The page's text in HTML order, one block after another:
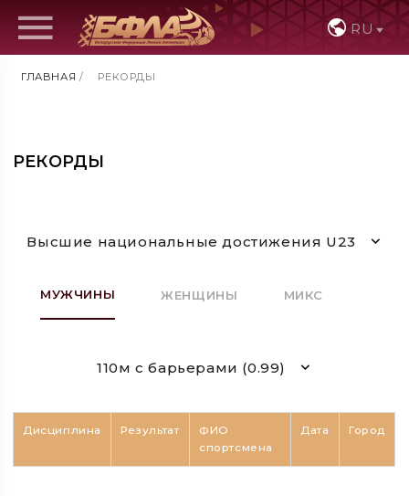
RU
ГЛАВНАЯ / РЕКОРДЫ
РЕКОРДЫ
Высшие национальные достижения U23
МУЖЧИНЫ ЖЕНЩИНЫ МИКС
110м с барьерами (0.99)
Дисциплина Результат
ФИО
спортсмена
Дата Город